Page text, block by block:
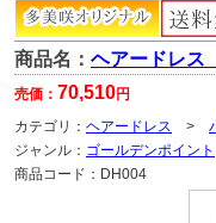
商品名： ヘアードレ
売価： 70,510円
カテゴリ： ヘアードレス >
ジャンル： ゴールデンポイント
商品コード： DH004